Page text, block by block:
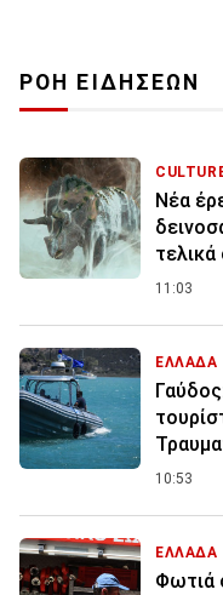
ΡΟΗ ΕΙΔΗΣΕΩΝ
Νέα
τελικά
11:03
ΕΛΛΑΔΑ
10:53
ΕΛΛΑΔΑ
Φωτιά